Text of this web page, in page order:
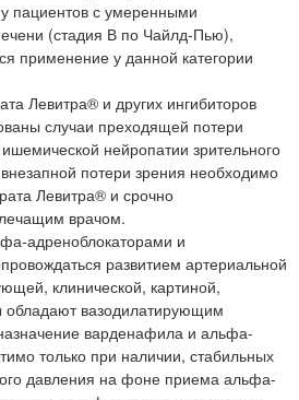
пациентов с умеренными
(стадия В по Чайлд-Пью),
применение у данной категории
Левитра® и других ингибиторов
случаи преходящей потери
нейропатии зрительного
потери зрения необходимо
Левитра® и срочно
лечащим врачом.
адреноблокаторами и
развитием артериальной
клинической, картиной,
обладают вазодилатирующим
варденафила и альфа-
только при наличии, стабильных
давления на фоне приема альфа-